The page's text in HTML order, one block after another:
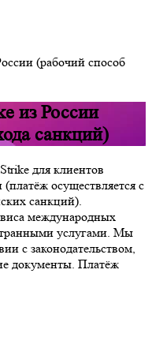
(рабочий способ
из России
санкций)
для клиентов
осуществляется с
санкций).
международных
услугами. Мы
с законодательством,
документы. Платёж